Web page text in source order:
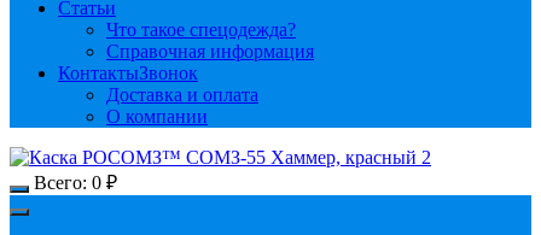
Статьи
Что такое спецодежда?
Справочная информация
КонтактыЗвонок
Доставка и оплата
О компании
Всего: 0 ₽